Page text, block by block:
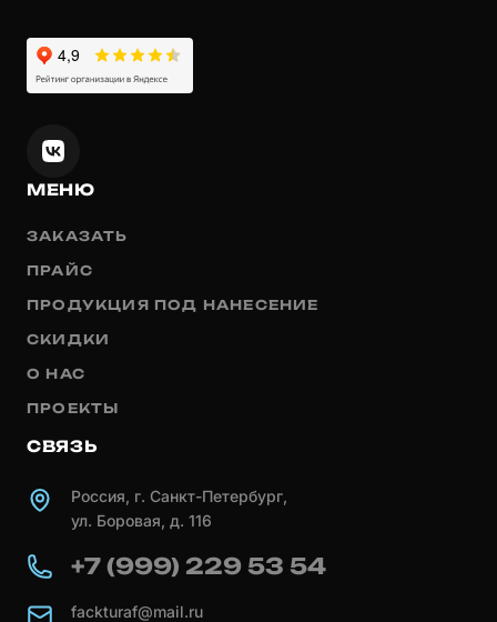
МЕНЮ
ЗАКАЗАТЬ
ПРАЙС
ПРОДУКЦИЯ ПОД НАНЕСЕНИЕ
СКИДКИ
О НАС
ПРОЕКТЫ
СВЯЗЬ
Россия, г. Санкт-Петербург,
ул. Боровая, д. 116
+7 (999) 229 53 54
fackturaf@mail.ru